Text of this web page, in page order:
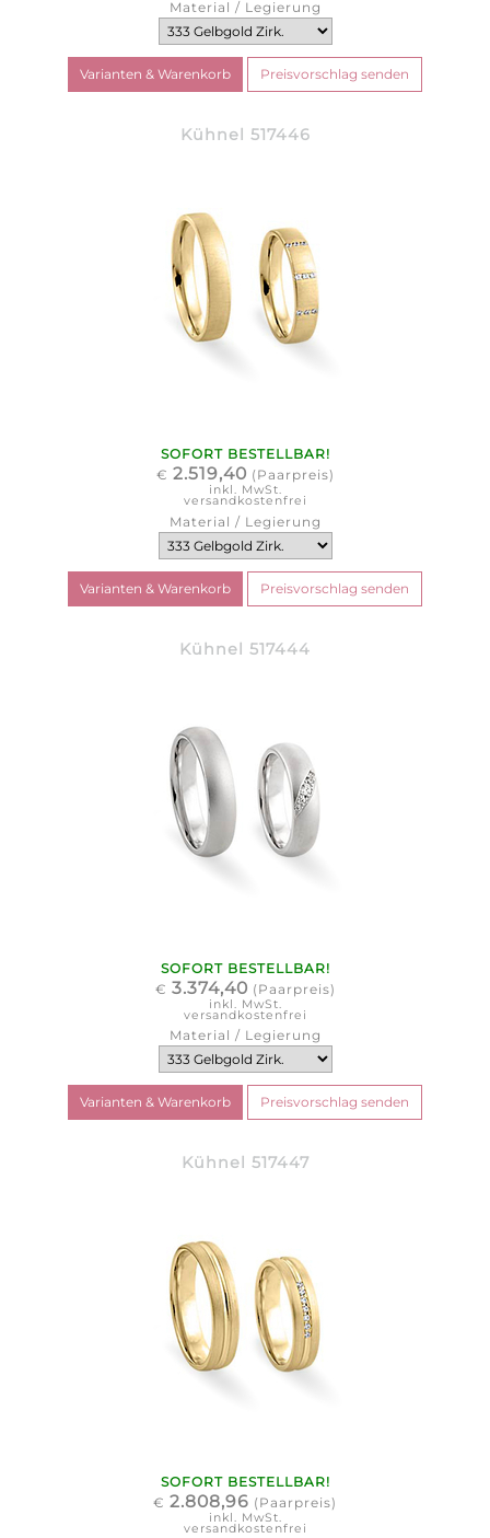
Material / Legierung
Kühnel 517446
SOFORT BESTELLBAR!
€ 2.519,40 (Paarpreis)
inkl. MwSt.
versandkostenfrei
Material / Legierung
Kühnel 517444
SOFORT BESTELLBAR!
€ 3.374,40 (Paarpreis)
inkl. MwSt.
versandkostenfrei
Material / Legierung
Kühnel 517447
SOFORT BESTELLBAR!
€ 2.808,96 (Paarpreis)
inkl. MwSt.
versandkostenfrei